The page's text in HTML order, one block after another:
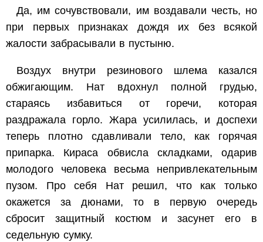
Да, им сочувствовали, им воздавали честь, но
при первых признаках дождя их без всякой
жалости забрасывали в пустыню.
Воздух внутри резинового шлема казался
обжигающим. Нат вдохнул полной грудью,
стараясь избавиться от горечи, которая
раздражала горло. Жара усилилась, и доспехи
теперь плотно сдавливали тело, как горячая
припарка. Кираса обвисла складками, одарив
молодого человека весьма непривлекательным
пузом. Про себя Нат решил, что как только
окажется за дюнами, то в первую очередь
сбросит защитный костюм и засунет его в
седельную сумку.